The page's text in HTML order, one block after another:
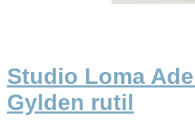
Studio Loma
Gylden rutil